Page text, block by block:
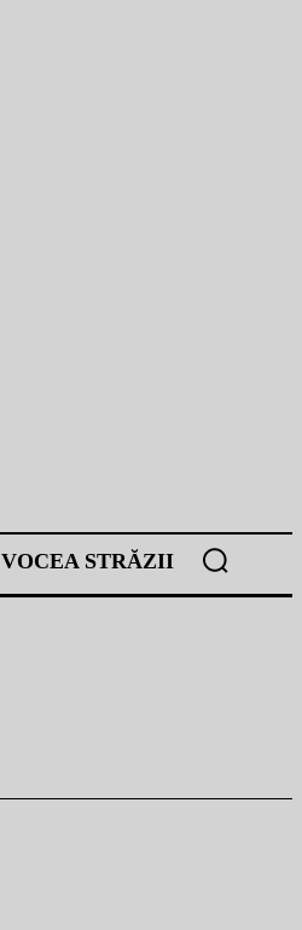
VOCEA STRĂZII